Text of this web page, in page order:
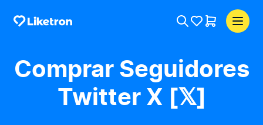
Comprar Seguidores
Twitter X [𝕏]